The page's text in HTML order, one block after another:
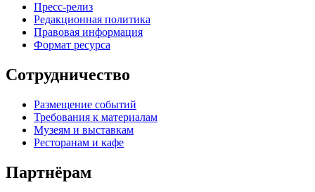
Пресс-релиз
Редакционная политика
Правовая информация
Формат ресурса
Сотрудничество
Размещение событий
Требования к материалам
Музеям и выставкам
Ресторанам и кафе
Партнёрам